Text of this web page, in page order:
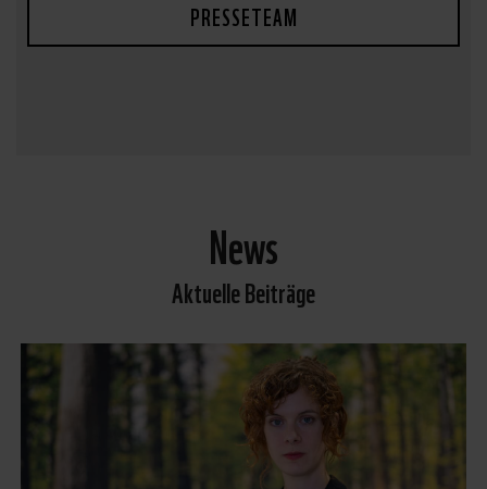
PRESSETEAM
News
Aktuelle Beiträge